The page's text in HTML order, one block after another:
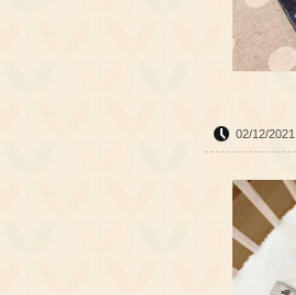
02/12/2021